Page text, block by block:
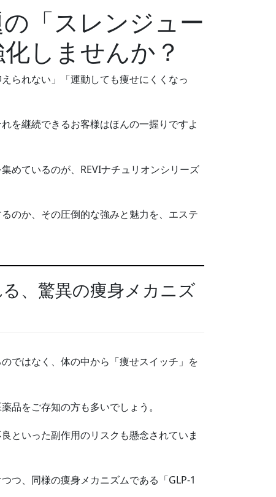
「スレンジュー
しませんか？
られない」「運動しても痩せにくくなっ
を継続できるお客様はほんの一握りですよ
めているのが、REVIナチュリオンシリーズ
のか、その圧倒的な強みと魅力を、エステ
、驚異の痩身メカニズ
ではなく、体の中から「痩せスイッチ」を
品をご存知の方も多いでしょう。
といった副作用のリスクも懸念されていま
つ、同様の痩身メカニズムである「GLP-1